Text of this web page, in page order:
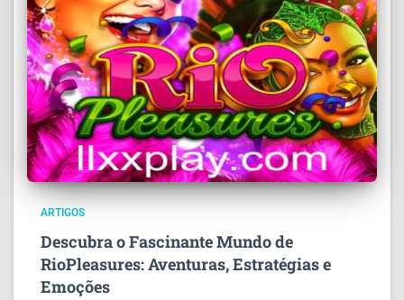
ARTIGOS
Descubra o Fascinante Mundo de
RioPleasures: Aventuras, Estratégias e
Emoções